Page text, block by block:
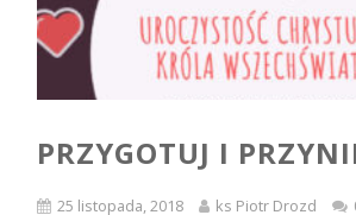
PRZYGOTUJ I
25 listopada, 2018 ks Piotr Drozd